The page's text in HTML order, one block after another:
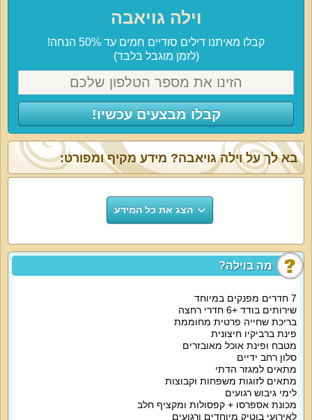
וילה גויאבה
קבלו מאיתנו דילים סודיים חמים עד 50% הנחה!
(לזמן מוגבל בלבד)
קבלו מבצעים עכשיו!
מה בוילה?
7 חדרים מפנקים במיוחד
שירותים בודד +6 חדרי רחצה
בריכת שחייה פרטית מחוממת
פינת ברביקיו חיצונית
מטבח ופינת אוכל מאובזרים
סלון רחב ידיים
מתאים למגזר הדתי
מתאים לזוגות משפחות וקבוצות
לימי גיבוש רגועים
מכונת אספרסו + קפסולות ומקציף חלב
לאירועי בוטיק מיוחדים ורגועים
בא לך על וילה גויאבה? מידע מקיף ומפורט:
הצג את כל המידע